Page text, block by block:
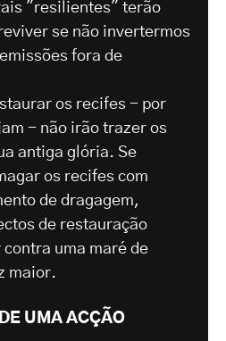
"resilientes" terão
se não invertermos
fora de
os recifes - por
- não irão trazer os
antiga glória. Se
os recifes com
de dragagem,
de restauração
uma maré de
maior.
UMA ACÇÃO